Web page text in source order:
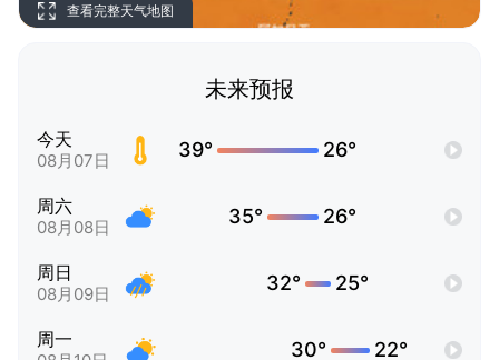
查看完整天气地图
未来预报
今天
08月07日 39° 26°
周六
08月08日 35° 26°
周日
08月09日 32° 25°
周一 30° 22°